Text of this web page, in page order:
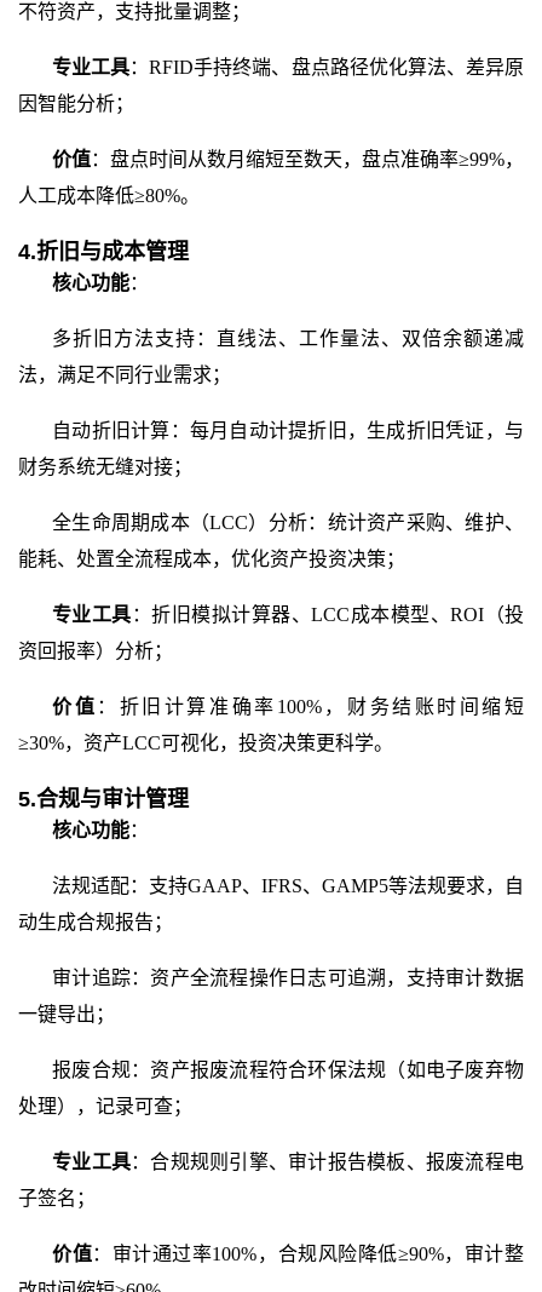
不符资产，支持批量调整；
专业工具：RFID手持终端、盘点路径优化算法、差异原
因智能分析；
价值：盘点时间从数月缩短至数天，盘点准确率≥99%，
人工成本降低≥80%。
4.折旧与成本管理
核心功能：
多折旧方法支持：直线法、工作量法、双倍余额递减
法，满足不同行业需求；
自动折旧计算：每月自动计提折旧，生成折旧凭证，与
财务系统无缝对接；
全生命周期成本（LCC）分析：统计资产采购、维护、
能耗、处置全流程成本，优化资产投资决策；
专业工具 ：折旧模拟计算器、LCC成本模型、ROI（投
资回报率）分析；
价值 ：折旧计算准确率 100%，财务结账时间缩短
≥30%，资产LCC可视化，投资决策更科学。
5.合规与审计管理
核心功能：
法规适配：支持GAAP、IFRS、GAMP5等法规要求，自
动生成合规报告；
审计追踪：资产全流程操作日志可追溯，支持审计数据
一键导出；
报废合规：资产报废流程符合环保法规（如电子废弃物
处理），记录可查；
专业工具：合规规则引擎、审计报告模板、报废流程电
子签名；
价值：审计通过率100%，合规风险降低≥90%，审计整